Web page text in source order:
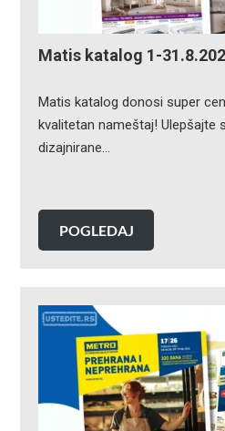
Matis katalog 1-
Matis katalog donosi super
kvalitetan nameštaj! Ulepšajte
dizajnirane…
POGLEDAJ